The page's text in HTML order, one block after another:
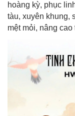
hoàng kỳ, phục
tàu, xuyên khung,
mệt mỏi, nâng cao